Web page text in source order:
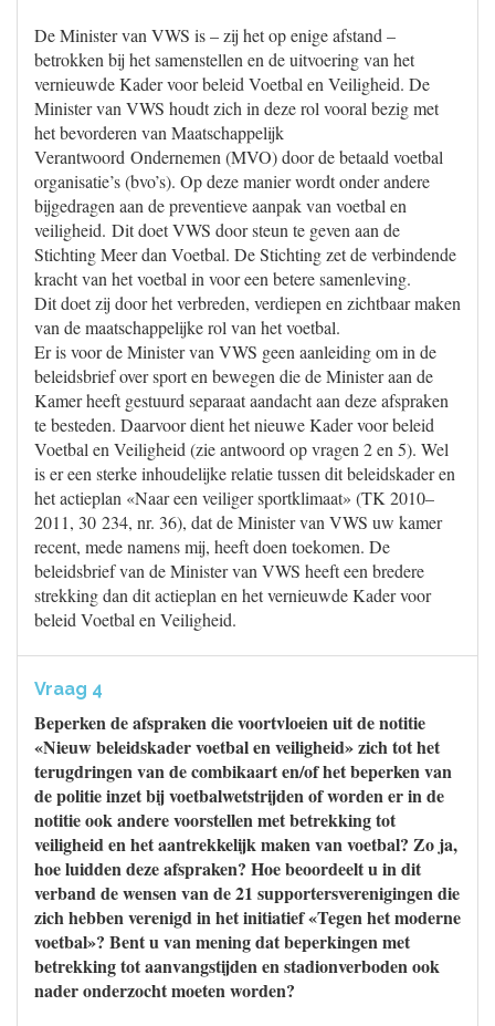
De Minister van VWS is – zij het op enige afstand –
betrokken bij het samenstellen en de uitvoering van het
vernieuwde Kader voor beleid Voetbal en Veiligheid. De
Minister van VWS houdt zich in deze rol vooral bezig met
het bevorderen van Maatschappelijk
Verantwoord Ondernemen (MVO) door de betaald voetbal
organisatie’s (bvo’s). Op deze manier wordt onder andere
bijgedragen aan de preventieve aanpak van voetbal en
veiligheid. Dit doet VWS door steun te geven aan de
Stichting Meer dan Voetbal. De Stichting zet de verbindende
kracht van het voetbal in voor een betere samenleving.
Dit doet zij door het verbreden, verdiepen en zichtbaar maken
van de maatschappelijke rol van het voetbal.
Er is voor de Minister van VWS geen aanleiding om in de
beleidsbrief over sport en bewegen die de Minister aan de
Kamer heeft gestuurd separaat aandacht aan deze afspraken
te besteden. Daarvoor dient het nieuwe Kader voor beleid
Voetbal en Veiligheid (zie antwoord op vragen 2 en 5). Wel
is er een sterke inhoudelijke relatie tussen dit beleidskader en
het actieplan «Naar een veiliger sportklimaat» (TK 2010–
2011, 30 234, nr. 36), dat de Minister van VWS uw kamer
recent, mede namens mij, heeft doen toekomen. De
beleidsbrief van de Minister van VWS heeft een bredere
strekking dan dit actieplan en het vernieuwde Kader voor
beleid Voetbal en Veiligheid.
Vraag 4
Beperken de afspraken die voortvloeien uit de notitie
«Nieuw beleidskader voetbal en veiligheid» zich tot het
terugdringen van de combikaart en/of het beperken van
de politie inzet bij voetbalwetstrijden of worden er in de
notitie ook andere voorstellen met betrekking tot
veiligheid en het aantrekkelijk maken van voetbal? Zo ja,
hoe luidden deze afspraken? Hoe beoordeelt u in dit
verband de wensen van de 21 supportersverenigingen die
zich hebben verenigd in het initiatief «Tegen het moderne
voetbal»? Bent u van mening dat beperkingen met
betrekking tot aanvangstijden en stadionverboden ook
nader onderzocht moeten worden?